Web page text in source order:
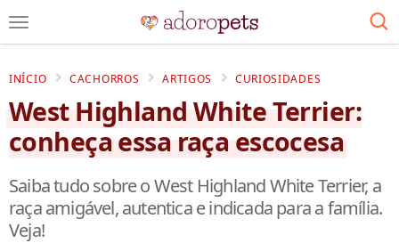
INÍCIO CACHORROS ARTIGOS CURIOSIDADES
West Highland White Terrier:
conheça essa raça escocesa
Saiba tudo sobre o West Highland White Terrier, a
raça amigável, autentica e indicada para a família.
Veja!